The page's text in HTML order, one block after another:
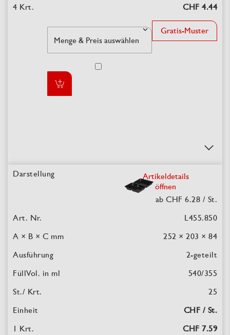
CHF 4.44
Gratis-Muster
Artikeldetails
öffnen
ab CHF 6.28 / St.
L455.850
252 × 203 × 84
2-geteilt
540/355
25
CHF / St.
CHF 7.59